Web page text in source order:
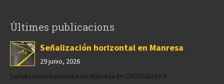
Últimes publicacions
Señalización horizontal en Manresa
29 junio, 2026
Señalización horizontal en Manresa En CROSSBASA h